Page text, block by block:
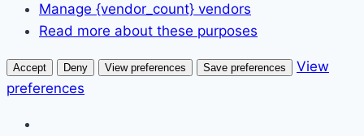
Manage {vendor_count} vendors
Read more about these purposes
Accept Deny View preferences Save preferences
View
preferences